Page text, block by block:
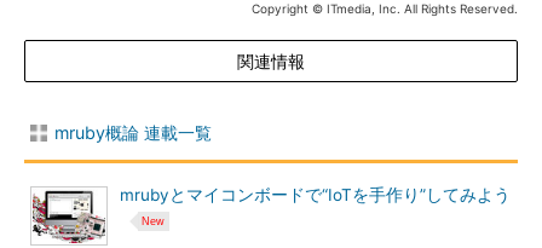
Copyright © ITmedia, Inc. All Rights Reserved.
関連情報
mruby概論 連載一覧
mrubyとマイコンボードで“IoTを手作り”してみよう